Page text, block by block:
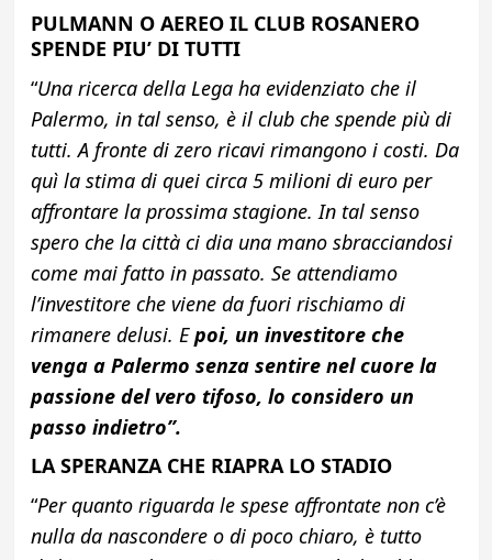
PULMANN O AEREO IL CLUB ROSANERO
SPENDE PIU’ DI TUTTI
“Una ricerca della Lega ha evidenziato che il
Palermo, in tal senso, è il club che spende più di
tutti. A fronte di zero ricavi rimangono i costi. Da
quì la stima di quei circa 5 milioni di euro per
affrontare la prossima stagione. In tal senso
spero che la città ci dia una mano sbracciandosi
come mai fatto in passato. Se attendiamo
l’investitore che viene da fuori rischiamo di
rimanere delusi. Epoi, un investitore che
venga a Palermo senza sentire nel cuore la
passione del vero tifoso, lo considero un
passo indietro”.
LA SPERANZA CHE RIAPRA LO STADIO
“Per quanto riguarda le spese affrontate non c’è
nulla da nascondere o di poco chiaro, è tutto